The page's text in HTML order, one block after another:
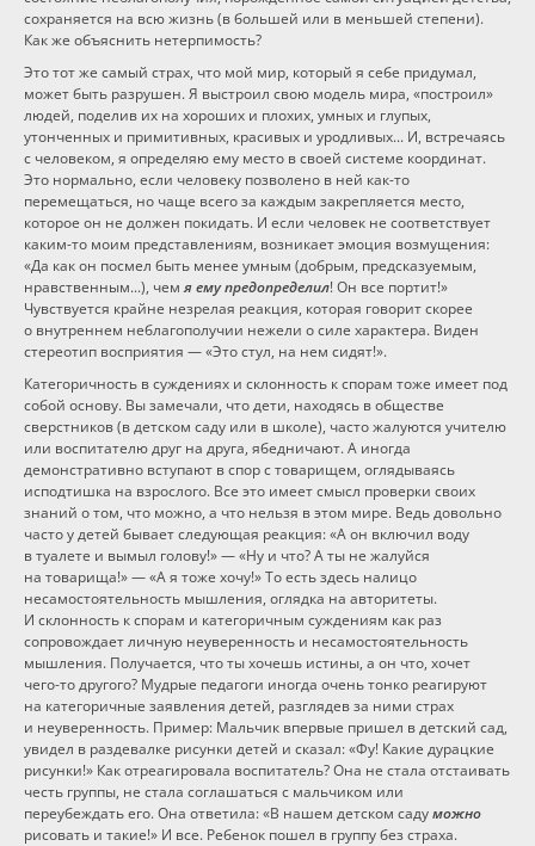
сохраняется на всю жизнь (в большей или в меньшей степени).
Как же объяснить нетерпимость?
Это тот же самый страх, что мой мир, который я себе придумал,
может быть разрушен. Я выстроил свою модель мира, «построил»
людей, поделив их на хороших и плохих, умных и глупых,
утонченных и примитивных, красивых и уродливых... И, встречаясь
с человеком, я определяю ему место в своей системе координат.
Это нормально, если человеку позволено в ней как-то
перемещаться, но чаще всего за каждым закрепляется место,
которое он не должен покидать. И если человек не соответствует
каким-то моим представлениям, возникает эмоция возмущения:
«Да как он посмел быть менее умным (добрым, предсказуемым,
нравственным...), чемя ему предопределил! Он все портит!»
Чувствуется крайне незрелая реакция, которая говорит скорее
о внутреннем неблагополучии нежели о силе характера. Виден
стереотип восприятия — «Это стул, на нем сидят!».
Категоричность в суждениях и склонность к спорам тоже имеет под
собой основу. Вы замечали, что дети, находясь в обществе
сверстников (в детском саду или в школе), часто жалуются учителю
или воспитателю друг на друга, ябедничают. А иногда
демонстративно вступают в спор с товарищем, оглядываясь
исподтишка на взрослого. Все это имеет смысл проверки своих
знаний о том, что можно, а что нельзя в этом мире. Ведь довольно
часто у детей бывает следующая реакция: «А он включил воду
в туалете и вымыл голову!» — «Ну и что? А ты не жалуйся
на товарища!» — «А я тоже хочу!» То есть здесь налицо
несамостоятельность мышления, оглядка на авторитеты.
И склонность к спорам и категоричным суждениям как раз
сопровождает личную неуверенность и несамостоятельность
мышления. Получается, что ты хочешь истины, а он что, хочет
чего-тодругого? Мудрые педагоги иногда очень тонко реагируют
на категоричные заявления детей, разглядев за ними страх
и неуверенность. Пример: Мальчик впервые пришел в детский сад,
увидел в раздевалке рисунки детей и сказал: «Фу! Какие дурацкие
рисунки!» Как отреагировала воспитатель? Она не стала отстаивать
честь группы, не стала соглашаться с мальчиком или
переубеждать его. Она ответила: «В нашем детском садуможно
рисовать и такие!» И все. Ребенок пошел в группу без страха.